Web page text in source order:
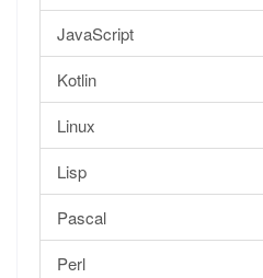
JavaScript
Kotlin
Linux
Lisp
Pascal
Perl